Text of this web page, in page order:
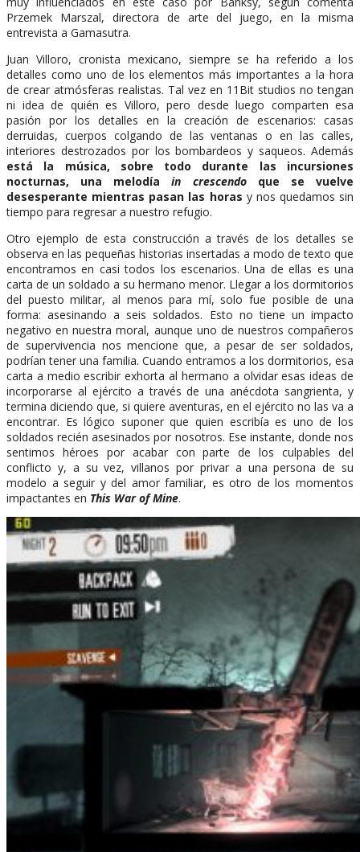
Przemek Marszal, directora de arte del juego, en la misma
entrevista a Gamasutra.
Juan Villoro, cronista mexicano, siempre se ha referido a los
detalles como uno de los elementos más importantes a la hora
de crear atmósferas realistas. Tal vez en 11Bit studios no tengan
ni idea de quién es Villoro, pero desde luego comparten esa
pasión por los detalles en la creación de escenarios: casas
derruidas, cuerpos colgando de las ventanas o en las calles,
interiores destrozados por los bombardeos y saqueos. Además
está la música, sobre todo durante las incursiones
nocturnas, una melodíain crescendoque se vuelve
desesperante mientras pasan las horas y nos quedamos sin
tiempo para regresar a nuestro refugio.
Otro ejemplo de esta construcción a través de los detalles se
observa en las pequeñas historias insertadas a modo de texto que
encontramos en casi todos los escenarios. Una de ellas es una
carta de un soldado a su hermano menor. Llegar a los dormitorios
del puesto militar, al menos para mí, solo fue posible de una
forma: asesinando a seis soldados. Esto no tiene un impacto
negativo en nuestra moral, aunque uno de nuestros compañeros
de supervivencia nos mencione que, a pesar de ser soldados,
podrían tener una familia. Cuando entramos a los dormitorios, esa
carta a medio escribir exhorta al hermano a olvidar esas ideas de
incorporarse al ejército a través de una anécdota sangrienta, y
termina diciendo que, si quiere aventuras, en el ejército no las va a
encontrar. Es lógico suponer que quien escribía es uno de los
soldados recién asesinados por nosotros. Ese instante, donde nos
sentimos héroes por acabar con parte de los culpables del
conflicto y, a su vez, villanos por privar a una persona de su
modelo a seguir y del amor familiar, es otro de los momentos
impactantes en This War of Mine.